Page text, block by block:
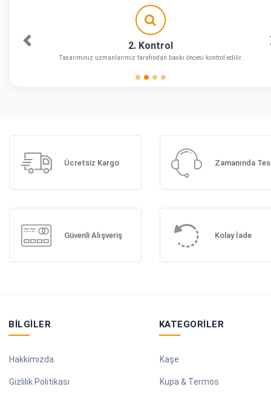
2. Kontrol
Tasarımınız uzmanlarımız tarafından baskı öncesi kontrol edilir.
Önceki
Ücretsiz Kargo Zamanında
Güvenli Alışveriş Kolay İade
BILGILER
Hakkımızda
Gizlilik Politikası
KATEGORILER
Kaşe
Kupa & Termos